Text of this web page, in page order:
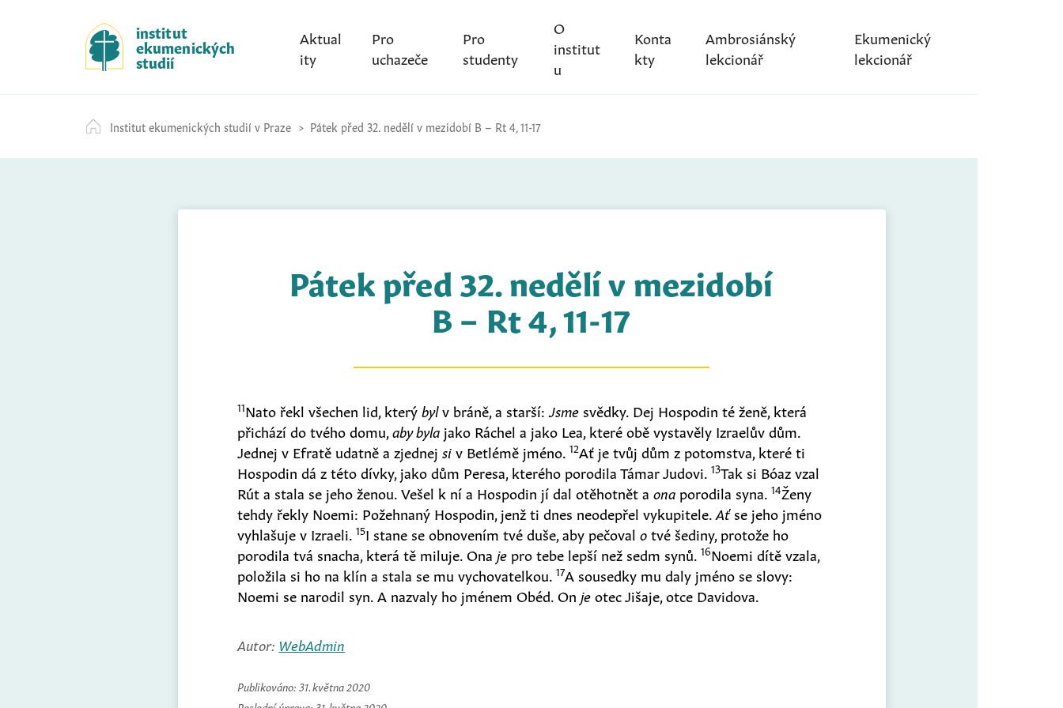
k
i
p
t
c
o
institut
ekumenických
studií
Aktual
ity
Pro
uchazeče
Pro
studenty
O
institut
u
Konta
kty
Ambrosiánský
lekcionář
Ekumenický
lekcionář
Institut ekumenických studií v Praze Pátek před 32. nedělí v mezidobí B – Rt 4, 11-17
Pátek před 32. nedělí v mezidobí
B – Rt 4, 11-17
11Nato řekl všechen lid, kterýbylv bráně, a starší:Jsme svědky. Dej Hospodin té ženě, která
přichází do tvého domu,aby byla jako Ráchel a jako Lea, které obě vystavěly Izraelův dům.
Jednej v Efratě udatně a zjednej siv Betlémě jméno.12Ať je tvůj dům z potomstva, které ti
Hospodin dá z této dívky, jako dům Peresa, kterého porodila Támar Judovi.13Tak si Bóaz vzal
Rút a stala se jeho ženou. Vešel k ní a Hospodin jí dal otěhotnět aona porodila syna.14Ženy
tehdy řekly Noemi: Požehnaný Hospodin, jenž ti dnes neodepřel vykupitele.Aťse jeho jméno
vyhlašuje v Izraeli.15I stane se obnovením tvé duše, aby pečovalotvé šediny, protože ho
porodila tvá snacha, která tě miluje. Ona je pro tebe lepší než sedm synů.16Noemi dítě vzala,
položila si ho na klín a stala se mu vychovatelkou.17A sousedky mu daly jméno se slovy:
Noemi se narodil syn. A nazvaly ho jménem Obéd. On jeotec Jišaje, otce Davidova.
Autor: WebAdmin
Publikováno: 31. května 2020